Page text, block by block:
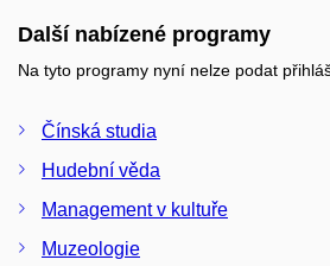
Další nabízené programy
Na tyto programy nyní nelze podat
Čínská studia
Hudební věda
Management v kultuře
Muzeologie